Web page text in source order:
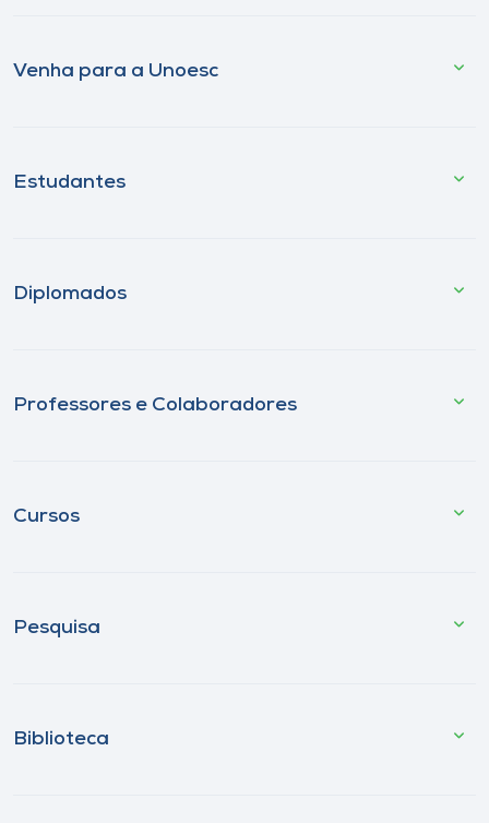
Venha para a Unoesc
Estudantes
Diplomados
Professores e Colaboradores
Cursos
Pesquisa
Biblioteca